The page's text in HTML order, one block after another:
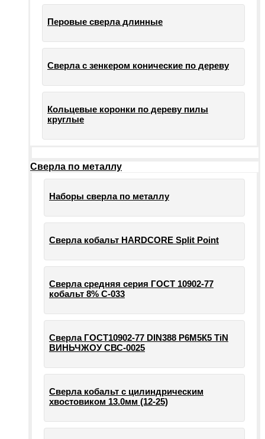
Перовые сверла длинные
Сверла с зенкером конические по дереву
Кольцевые коронки по дереву пилы
круглые
Сверла по металлу
Наборы сверла по металлу
Сверла кобальт HARDCORE Split Point
Сверла средняя серия ГОСТ 10902-77
кобальт 8% С-033
Сверла ГОСТ10902-77 DIN388 Р6М5К5 TiN
ВИНЬЧЖОУ СВС-0025
Сверла кобальт с цилиндрическим
хвостовиком 13.0мм (12-25)